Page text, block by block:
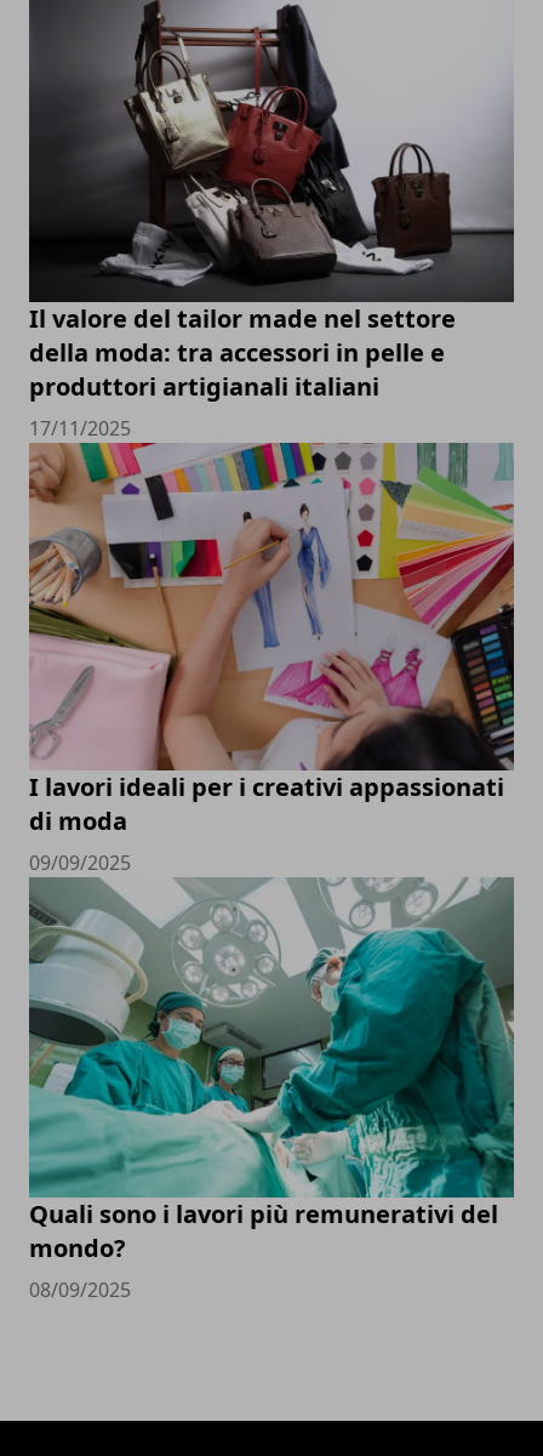
Il valore del tailor made nel settore
della moda: tra accessori in pelle e
produttori artigianali italiani
17/11/2025
I lavori ideali per i creativi appassionati
di moda
09/09/2025
Quali sono i lavori più remunerativi del
mondo?
08/09/2025